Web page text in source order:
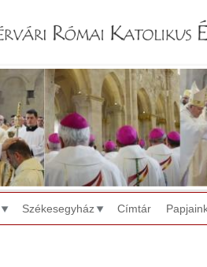
Székesegyház Címtár